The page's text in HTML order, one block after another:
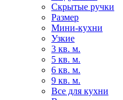
Скрытые ручки
Размер
Мини-кухни
Узкие
3 кв. м.
5 кв. м.
6 кв. м.
9 кв. м.
Все для кухни